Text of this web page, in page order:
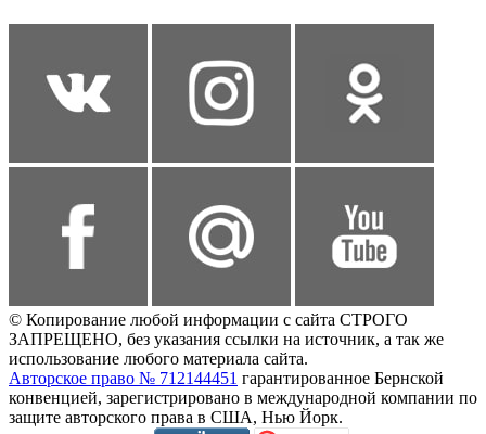
© Копирование любой информации с сайта СТРОГО
ЗАПРЕЩЕНО, без указания ссылки на источник, а так же
использование любого материала сайта.
Авторское право № 712144451 гарантированное Бернской
конвенцией, зарегистрировано в международной компании по
защите авторского права в США, Нью Йорк.